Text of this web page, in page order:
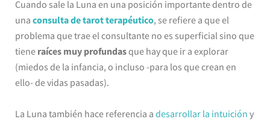
Cuando sale la Luna en una posición importante dentro de
una consulta de tarot terapéutico, se refiere a que el
problema que trae el consultante no es superficial sino que
tiene raíces muy profundasque hay que ir a explorar
(miedos de la infancia, o incluso -para los que crean en
ello- de vidas pasadas).
La Luna también hace referencia a desarrollar la intuición y